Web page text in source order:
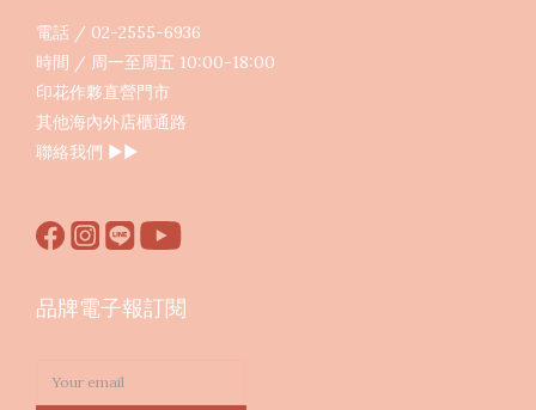
電話 / 02-2555-6936
時間 / 周一至周五 10:00-18:00
印花作夥直營門市
其他海內外店櫃通路
聯絡我們 ▶︎▶︎
品牌電子報訂閱